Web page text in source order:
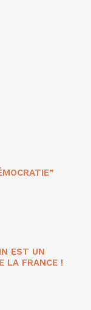
EST UN
LA FRANCE !